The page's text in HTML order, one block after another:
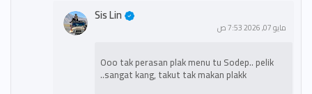
Sis Lin
مايو 07, 2026 7:53 ص
Ooo tak perasan plak menu tu Sodep.. pelik
sangat kang, takut tak makan plakk..